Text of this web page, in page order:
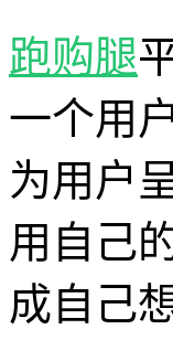
跑购腿
一个用
为用户
用自己
成自己